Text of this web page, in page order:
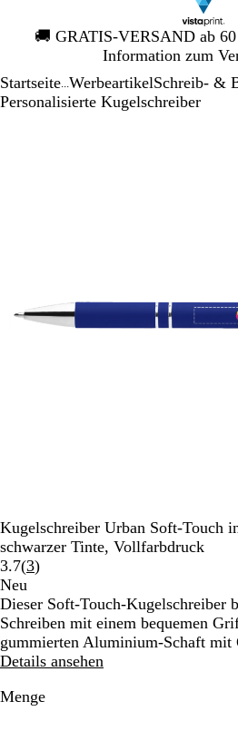
🚚 GRATIS-VERSAND ab
Information zum
Galeriebild
1
Startseite WerbeartikelSchreib- &
Personalisierte Kugelschreiber
die
Kugelschreiber Urban Soft-Touch
schwarzer Tinte, Vollfarbdruck
3.7(3Bewertungen
lesen
)
Neu
Dieser Soft-Touch-Kugelschreiber
Schreiben mit einem bequemen
gummierten Aluminium-Schaft mit
Details ansehen
Menge